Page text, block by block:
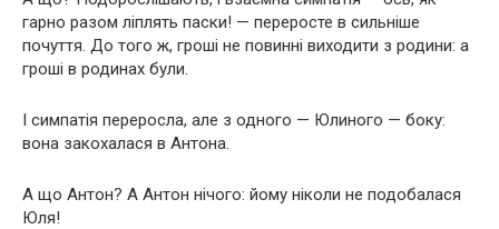
гарно разом ліплять паски! — переросте в сильніше
почуття. До того ж, гроші не повинні виходити з родини: а
гроші в родинах були.
І симпатія переросла, але з одного — Юлиного — боку:
вона закохалася в Антона.
А що Антон? А Антон нічого: йому ніколи не подобалася
Юля!